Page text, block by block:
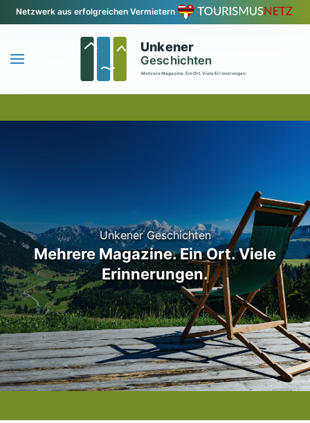
Zum Hauptinhalt springen
Netzwerk aus erfolgreichen Vermietern
Unkener Geschichten
Mehrere Magazine. Ein Ort. Viele
Erinnerungen.